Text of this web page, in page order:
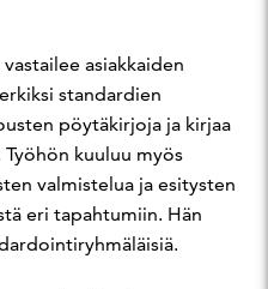
asiakkaiden
standardien
pöytäkirjoja ja kirjaa
Työhön kuuluu myös
valmistelua ja esitysten
eri tapahtumiin. Hän